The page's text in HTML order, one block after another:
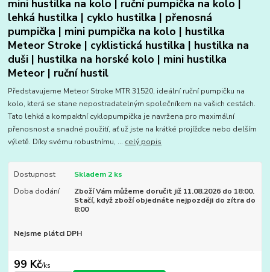
mini hustilka na kolo | ruční pumpička na kolo |
lehká hustilka | cyklo hustilka | přenosná
pumpička | mini pumpička na kolo | hustilka
Meteor Stroke | cyklistická hustilka | hustilka na
duši | hustilka na horské kolo | mini hustilka
Meteor | ruční hustil
Představujeme Meteor Stroke MTR 31520, ideální ruční pumpičku na
kolo, která se stane nepostradatelným společníkem na vašich cestách.
Tato lehká a kompaktní cyklopumpička je navržena pro maximální
přenosnost a snadné použití, ať už jste na krátké projížďce nebo delším
výletě. Díky svému robustnímu, ... celý popis
Dostupnost
Skladem 2 ks
Doba dodání
Zboží Vám můžeme doručit již 11.08.2026 do 18:00.
Stačí, když zboží objednáte nejpozději do zítra do
8:00
Nejsme plátci DPH
99 Kč/ks